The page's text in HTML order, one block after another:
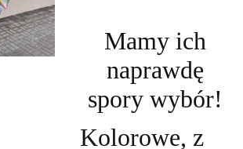
Mamy ich
naprawdę
spory wybór!
Kolorowe, z